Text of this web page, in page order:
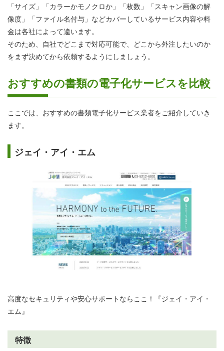
「サイズ」「カラーかモノクロか」「枚数」「スキャン画像の解
像度」「ファイル名付与」などカバーしているサービス内容や料
金は各社によって違います。
そのため、自社でどこまで対応可能で、どこから外注したいのか
をまず決めてから依頼するようにしましょう。
おすすめの書類の電子化サービスを比較
ここでは、おすすめの書類電子化サービス業者をご紹介していき
ます。
ジェイ・アイ・エム
高度なセキュリティや安心サポートならここ！『ジェイ・アイ・
エム』
特徴